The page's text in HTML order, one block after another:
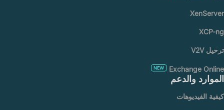
XenServer
XCP-ng
ترحيل V2V
Exchange Online
الموارد والدعم
كيفية الفيديوهات